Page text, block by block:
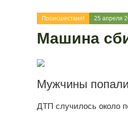
Происшествия! 25 апреля
Машина
Мужчины
ДТП случилось около